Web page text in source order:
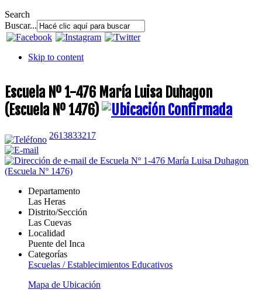
Search
Buscar...
Skip to content
Escuela Nº 1-476 María Luisa Duhagon
(Escuela Nº 1476)
2613833217
Departamento
Las Heras
Distrito/Sección
Las Cuevas
Localidad
Puente del Inca
Categorías
Escuelas / Establecimientos Educativos
Mapa de Ubicación